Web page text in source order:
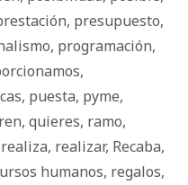
, presupuesto,
, programación,
,
, puesta, pyme,
, quieres, ramo,
realiza, realizar, Recaba,
humanos, regalos,